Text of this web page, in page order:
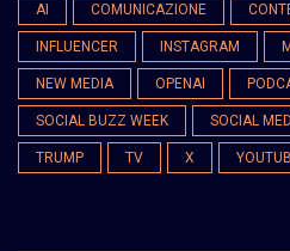
AI COMUNICAZIONE
INFLUENCER INSTAGRAM
NEW MEDIA OPENAI
SOCIAL BUZZ WEEK SOCIAL
TRUMP TV X